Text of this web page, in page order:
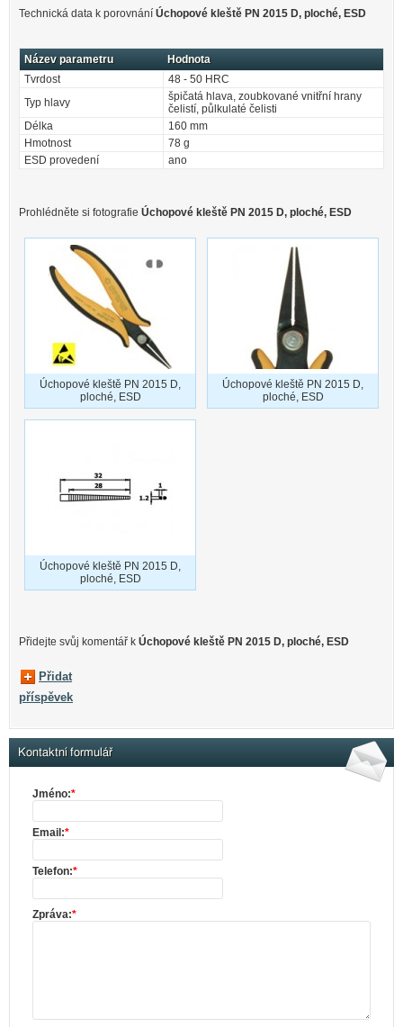
Technická data k porovnání Úchopové kleště PN 2015 D, ploché, ESD
Název parametru
Hodnota
Tvrdost
48 - 50 HRC
Typ hlavy
špičatá hlava, zoubkované vnitřní hrany
čelistí, půlkulaté čelisti
Délka
160 mm
Hmotnost
78 g
ESD provedení
ano
Prohlédněte si fotografie Úchopové kleště PN 2015 D, ploché, ESD
Úchopové kleště PN 2015 D,
ploché, ESD
Úchopové kleště PN 2015 D,
ploché, ESD
Úchopové kleště PN 2015 D,
ploché, ESD
Přidejte svůj komentář k Úchopové kleště PN 2015 D, ploché, ESD
Přidat
příspěvek
Kontaktní formulář
Jméno:*
Email:*
Telefon:*
Zpráva:*